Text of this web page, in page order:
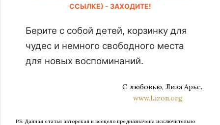
ССЫЛКЕ) - ЗАХОДИТЕ!
Берите с собой детей, корзинку для
чудес и немного свободного места
для новых воспоминаний.
С любовью, Лиза Арье.
www.Lizon.org
P.S. Данная статья авторская и всецело предназначена исключительно